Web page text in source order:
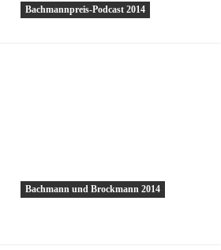
Bachmannpreis-Podcast 2014
Bachmann und Brockmann 2014